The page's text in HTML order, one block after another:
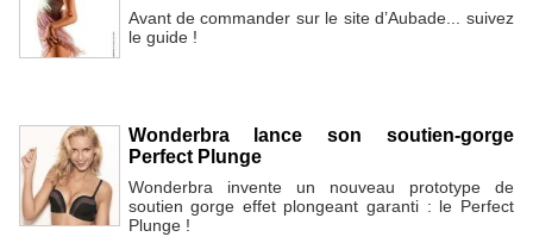
Avant de commander sur le site d’Aubade... suivez
le guide !
Wonderbra lance son soutien-gorge
Perfect Plunge
Wonderbra invente un nouveau prototype de
soutien gorge effet plongeant garanti : le Perfect
Plunge !